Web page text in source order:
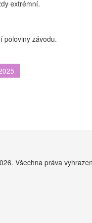
extrémní.
poloviny závodu.
Všechna práva